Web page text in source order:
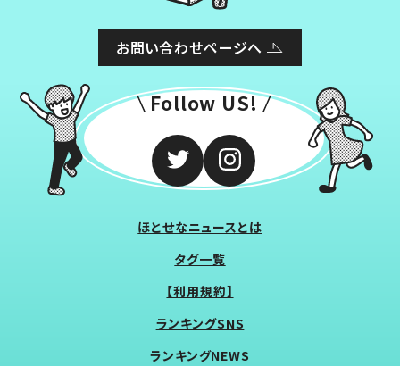
お問い合わせページへ
Follow US!
ほとせなニュースとは
タグ一覧
【利用規約】
ランキングSNS
ランキングNEWS